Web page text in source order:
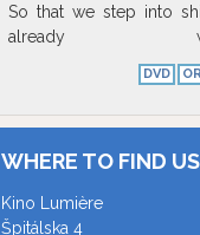
So that we step into
r. Jakub
different forms. While
Hungary.
39 WEEKS 6 DAYS
r.
DVD OR
WHERE TO FIND US
Kino Lumière
Špitálska 4